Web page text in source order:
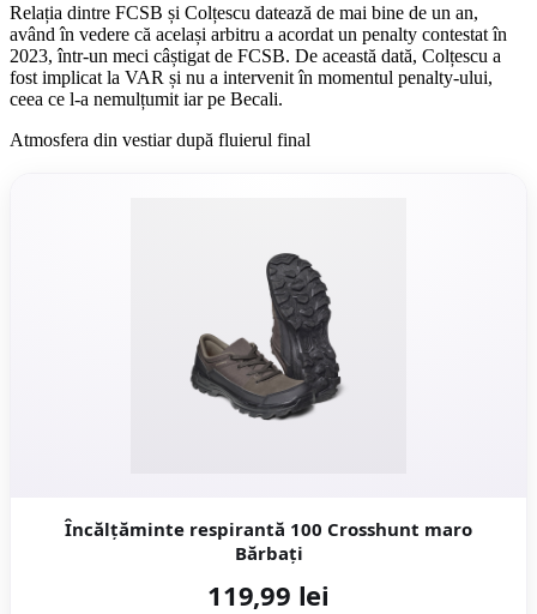
Relația dintre FCSB și Colțescu datează de mai bine de un an,
având în vedere că același arbitru a acordat un penalty contestat în
2023, într-un meci câștigat de FCSB. De această dată, Colțescu a
fost implicat la VAR și nu a intervenit în momentul penalty-ului,
ceea ce l-a nemulțumit iar pe Becali.
Atmosfera din vestiar după fluierul final
Încălțăminte respirantă 100 Crosshunt maro
Bărbați
119,99 lei